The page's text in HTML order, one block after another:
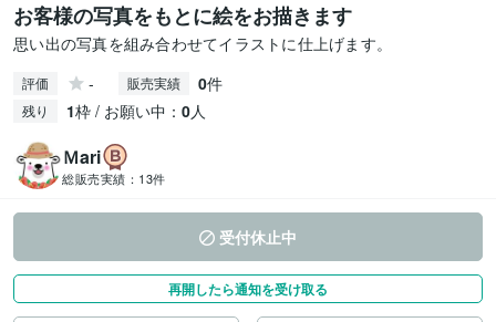
お客様の写真をもとに絵をお描きます
思い出の写真を組み合わせてイラストに仕上げます。
評価 - 販売実績 0件
残り 1枠 / お願い中： 0人
Ｍari
総販売実績： 13件
受付休止中
再開したら通知を受け取る